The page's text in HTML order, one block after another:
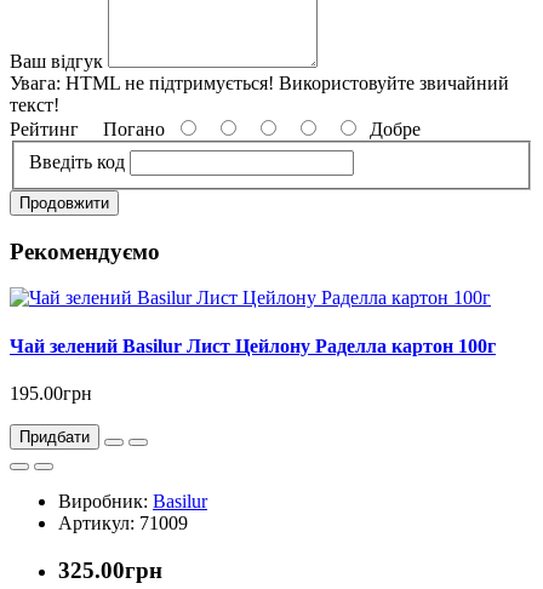
Ваш відгук
Увага: HTML не підтримується! Використовуйте звичайний
текст!
Рейтинг Погано
Добре
Введіть код
Продовжити
Рекомендуємо
Чай зелений Basilur Лист Цейлону Раделла картон 100г
195.00грн
Придбати
Виробник: Basilur
Артикул: 71009
325.00грн